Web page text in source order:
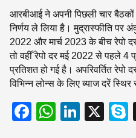
आरबीआई ने अपनी पिछली चार
निर्णय ले लिया है। मुद्रास्फीति
2022 और मार्च 2023 के बीच रेपो
तो वहीँ रेपो दर मई 2022 से पहले 4
प्रतिशत हो गई है। अपरिवर्तित
विभिन्न लोन्स के लिए ब्याज दरें स्थिर
F
W
Li
X